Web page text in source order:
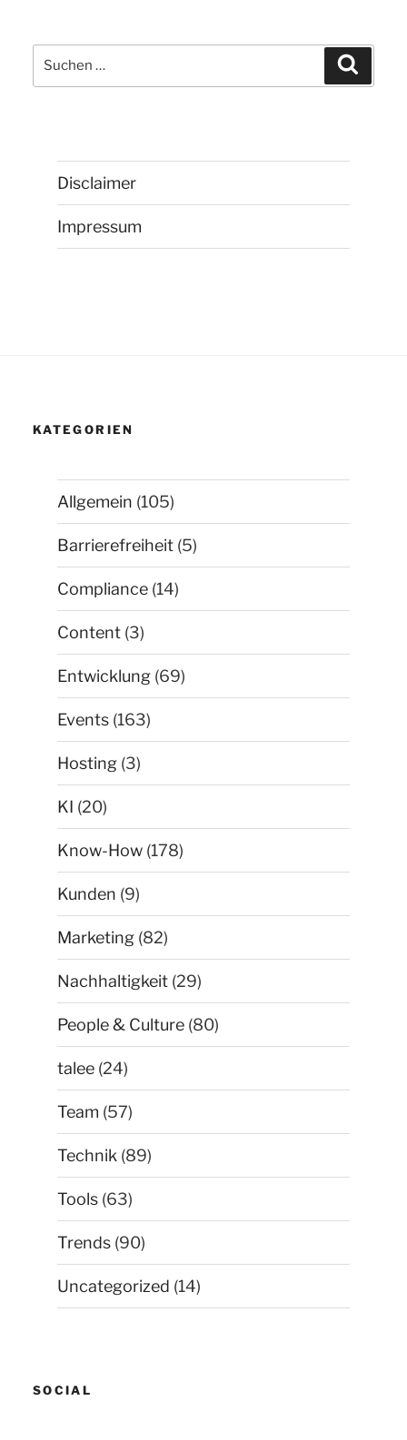
Suchen
nach:
Disclaimer
Impressum
KATEGORIEN
Allgemein (105)
Barrierefreiheit (5)
Compliance (14)
Content (3)
Entwicklung (69)
Events (163)
Hosting (3)
KI (20)
Know-How (178)
Kunden (9)
Marketing (82)
Nachhaltigkeit (29)
People & Culture (80)
talee (24)
Team (57)
Technik (89)
Tools (63)
Trends (90)
Uncategorized (14)
SOCIAL